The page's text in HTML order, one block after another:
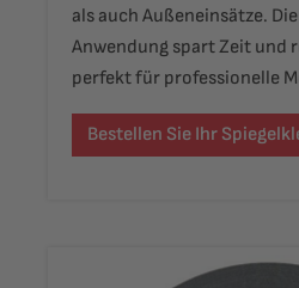
als auch Außeneinsätze.
Anwendung spart Zeit und
perfekt für professionelle
Bestellen Sie Ihr